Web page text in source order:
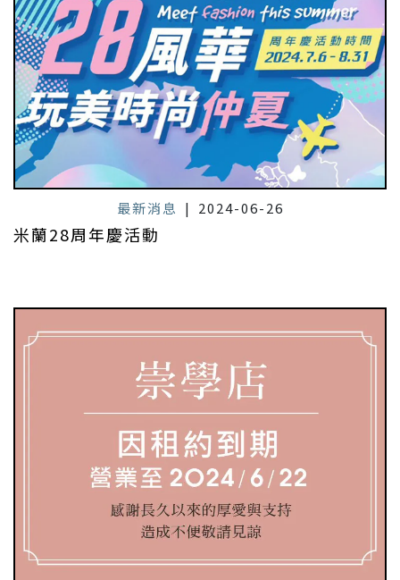
最新消息 | 2024-06-26
米蘭28周年慶活動